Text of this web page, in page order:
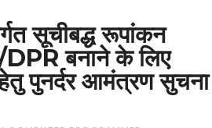
सूचीबद्ध रूपांकन
DPR बनाने के लिए
पुनर्दर आमंत्रण सुचना